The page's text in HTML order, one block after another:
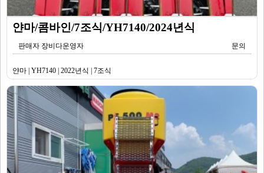
얀마/콤바인/7조식/YH7140/2024년식
판매자 장비다운영자 문의
얀마 | YH7140 | 2022년식 | 7조식